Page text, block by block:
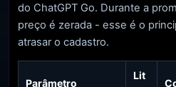
do ChatGPT Go. Durante a
preço é zerada - esse é o
atrasar o cadastro.
Parâmetro
Lit